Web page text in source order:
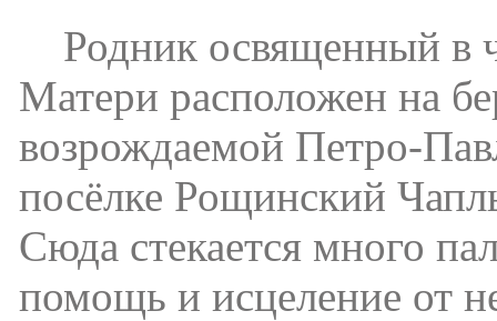
Родник освященный в
Матери расположен на
возрождаемой Петро-
посёлке Рощинский
Сюда стекается много
помощь и исцеление от